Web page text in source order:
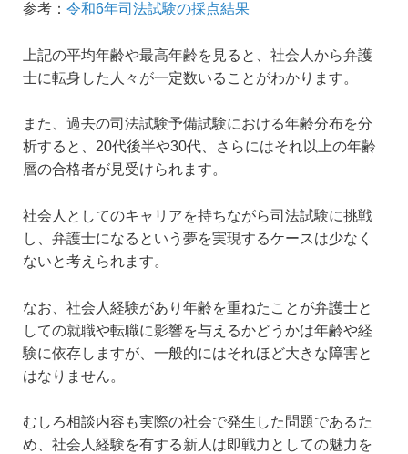
参考： 令和6年司法試験の採点結果
上記の平均年齢や最高年齢を見ると、社会人から弁護
士に転身した人々が一定数いることがわかります。
また、過去の司法試験予備試験における年齢分布を分
析すると、20代後半や30代、さらにはそれ以上の年齢
層の合格者が見受けられます。
社会人としてのキャリアを持ちながら司法試験に挑戦
し、弁護士になるという夢を実現するケースは少なく
ないと考えられます。
なお、社会人経験があり年齢を重ねたことが弁護士と
しての就職や転職に影響を与えるかどうかは年齢や経
験に依存しますが、一般的にはそれほど大きな障害と
はなりません。
むしろ相談内容も実際の社会で発生した問題であるた
め、社会人経験を有する新人は即戦力としての魅力を